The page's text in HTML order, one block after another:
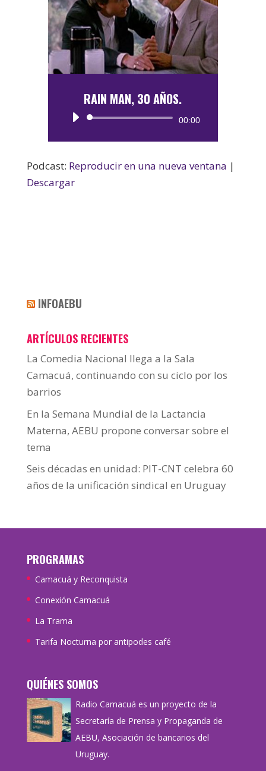
RAIN MAN, 30 AÑOS.
Reproductor
00:00
Podcast: Reproducir en una nueva ventana |
Descargar
INFOAEBU
ARTÍCULOS RECIENTES
La Comedia Nacional llega a la Sala
Camacuá, continuando con su ciclo por los
barrios
En la Semana Mundial de la Lactancia
Materna, AEBU propone conversar sobre el
tema
Seis décadas en unidad: PIT-CNT celebra 60
años de la unificación sindical en Uruguay
PROGRAMAS
Camacuá y Reconquista
Conexión Camacuá
La Trama
Tarifa Nocturna por antipodes café
QUIÉNES SOMOS
Radio Camacuá es un proyecto de la
Secretaría de Prensa y Propaganda de
AEBU, Asociación de bancarios del
Uruguay.